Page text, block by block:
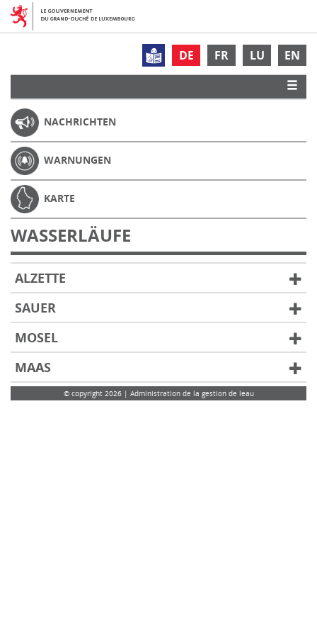
DE FR LU EN
NACHRICHTEN
WARNUNGEN
KARTE
WASSERLÄUFE
ALZETTE
SAUER
MOSEL
MAAS
© copyright 2026 | Administration de la gestion de leau